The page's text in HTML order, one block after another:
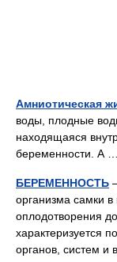
Амниотическая
воды, плодные
находящаяся
беременности. А
БЕРЕМЕННОСТЬ
организма самки
оплодотворения
характеризуется
органов, систем